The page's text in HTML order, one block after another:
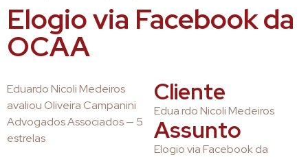
Elogio via Facebook da
OCAA
Eduardo Nicoli Medeiros
avaliou Oliveira Campanini
Advogados Associados — 5
estrelas
Cliente
Edua rdo Nicoli Medeiros
Assunto
Elogio via Facebook da